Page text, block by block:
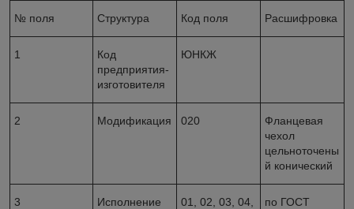
№ поля Структура Код поля Расшифровка
1
Код
предприятия-
изготовителя
ЮНКЖ
2 Модификация 020
Фланцевая
чехол
цельноточены
й конический
3
Исполнение
01, 02, 03, 04,
по ГОСТ